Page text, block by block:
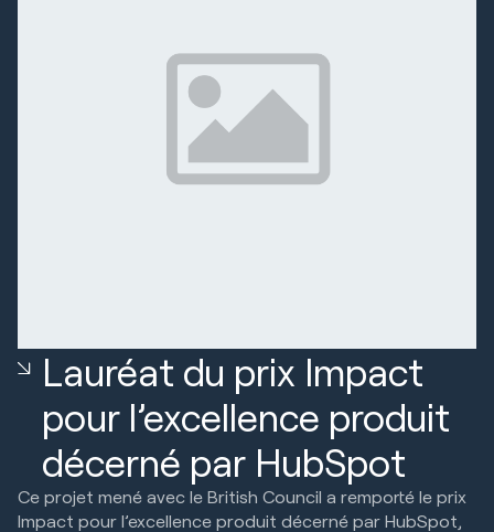
Lauréat du prix Impact
pour l’excellence produit
décerné par HubSpot
Ce projet mené avec le British Council a remporté le prix
Impact pour l’excellence produit décerné par HubSpot,